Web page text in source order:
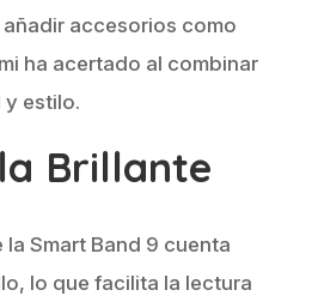
accesorios como
ha acertado al combinar
estilo.
Brillante
la Smart Band 9 cuenta
lo que facilita la lectura